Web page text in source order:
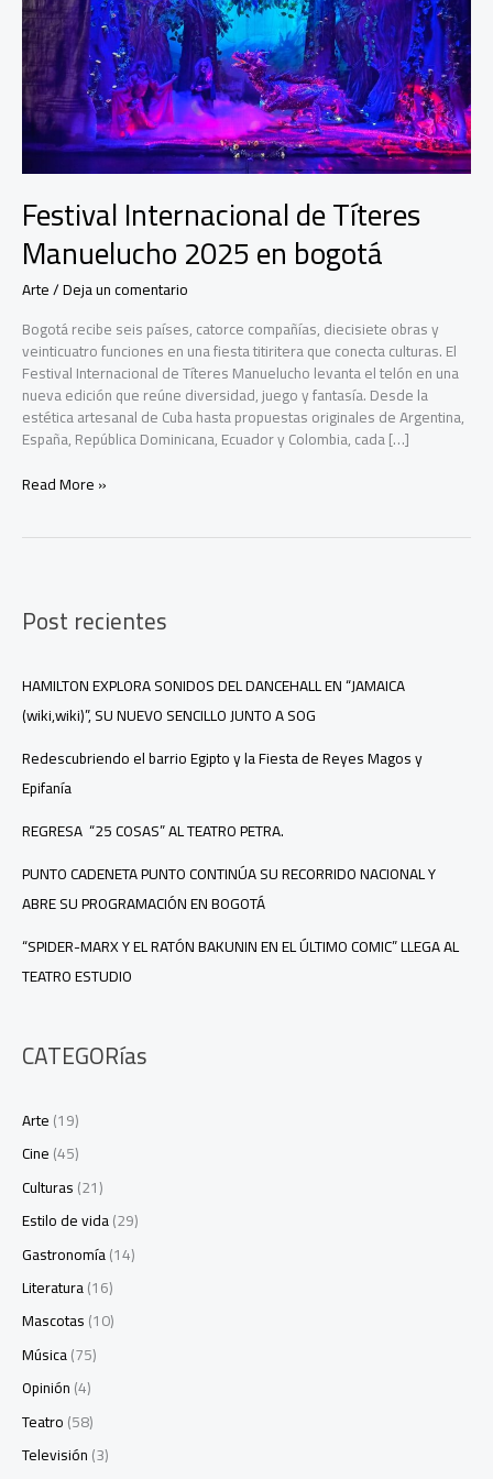
Festival Internacional de Títeres
Manuelucho 2025 en bogotá
Arte/Deja un comentario
Bogotá recibe seis países, catorce compañías, diecisiete obras y
veinticuatro funciones en una fiesta titiritera que conecta culturas. El
Festival Internacional de Títeres Manuelucho levanta el telón en una
nueva edición que reúne diversidad, juego y fantasía. Desde la
estética artesanal de Cuba hasta propuestas originales de Argentina,
España, República Dominicana, Ecuador y Colombia, cada […]
Festival
en
bogotá
Read More »
Post recientes
HAMILTON EXPLORA SONIDOS DEL DANCEHALL EN “JAMAICA
(wiki,wiki)”, SU NUEVO SENCILLO JUNTO A SOG
Redescubriendo el barrio Egipto y la Fiesta de Reyes Magos y
Epifanía
REGRESA “25 COSAS” AL TEATRO PETRA.
PUNTO CADENETA PUNTO CONTINÚA SU RECORRIDO NACIONAL Y
ABRE SU PROGRAMACIÓN EN BOGOTÁ
“SPIDER-MARX Y EL RATÓN BAKUNIN EN EL ÚLTIMO COMIC” LLEGA AL
TEATRO ESTUDIO
CATEGORías
Arte(19)
Cine(45)
Culturas(21)
Estilo de vida(29)
Gastronomía(14)
Literatura(16)
Mascotas(10)
Música(75)
Opinión(4)
Teatro(58)
Televisión(3)